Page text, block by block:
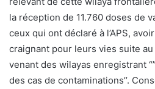
la réception de 11.760 doses de
ceux qui ont déclaré à l’APS,
craignant pour leurs vies suite
venant des wilayas enregistrant
des cas de contaminations’’.